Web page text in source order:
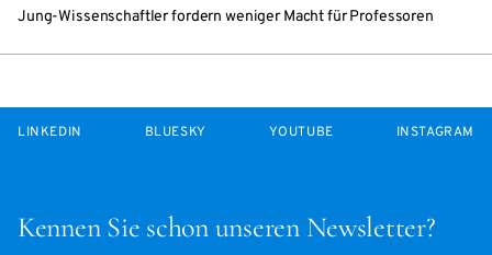
Jung-Wissenschaftler fordern weniger Macht für Professoren
Kennen Sie schon unseren Newsletter?
LINKEDIN BLUESKY YOUTUBE INSTAGRAM